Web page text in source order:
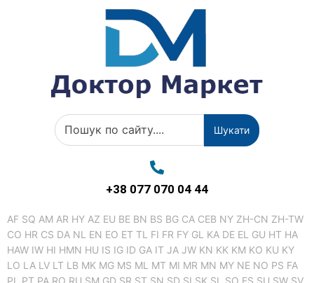
Шукати
+38 077 070 04 44
AF SQ AM AR HY AZ EU BE BN BS BG CA CEB NY ZH-CN ZH-TW
CO HR CS DA NL EN EO ET TL FI FR FY GL KA DE EL GU HT HA
HAW IW HI HMN HU IS IG ID GA IT JA JW KN KK KM KO KU KY
LO LA LV LT LB MK MG MS ML MT MI MR MN MY NE NO PS FA